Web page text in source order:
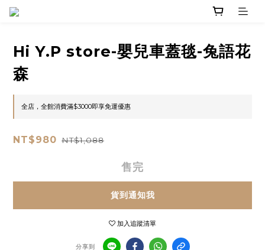
Hi Y.P store-嬰兒車蓋毯-兔語花
森
全店，全館消費滿$3000即享免運優惠
NT$980 NT$1,088
售完
貨到通知我
加入追蹤清單
分享到